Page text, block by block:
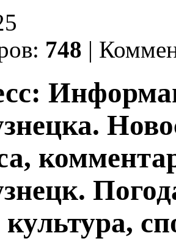
748 |
культура,